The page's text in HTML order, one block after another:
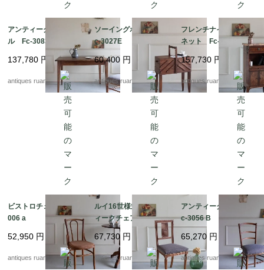
アンティークテーブ
ル Fc-3083
137,780 円
antiques ruan
ソーイングボックス F
c-3027E
60,400 円
antiques ruan
フレンチナイトキャビ
ネット Fc-3017
157,730 円
antiques ruan
ビストロチェア Fc-3
006 a
52,950 円
antiques ruan
ルイ16世様式 アンテ
ィークチェア Fc-308
67,730 円
antiques ruan
アンティークチェア F
c-3056 B
65,270 円
antiques ruan